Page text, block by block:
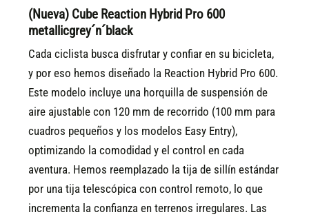
(Nueva) Cube Reaction Hybrid Pro 600
metallicgrey´n´black
Cada ciclista busca disfrutar y confiar en su bicicleta,
y por eso hemos diseñado la Reaction Hybrid Pro 600.
Este modelo incluye una horquilla de suspensión de
aire ajustable con 120 mm de recorrido (100 mm para
cuadros pequeños y los modelos Easy Entry),
optimizando la comodidad y el control en cada
aventura. Hemos reemplazado la tija de sillín estándar
por una tija telescópica con control remoto, lo que
incrementa la confianza en terrenos irregulares. Las